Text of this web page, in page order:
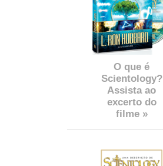
O que é
Scientology?
Assista ao
excerto do
filme »